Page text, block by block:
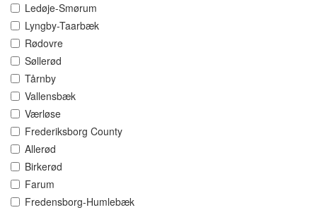
Ledøje-Smørum
Lyngby-Taarbæk
Rødovre
Søllerød
Tårnby
Vallensbæk
Værløse
Frederiksborg County
Allerød
Birkerød
Farum
Fredensborg-Humlebæk